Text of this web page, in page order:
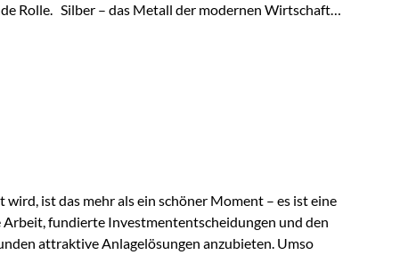
Rolle. Silber – das Metall der modernen Wirtschaft
Zukunftstechnologien praktisch unverzichtbar.
ist das mehr als ein schöner Moment – es ist eine
fundierte Investmententscheidungen und den
attraktive Anlagelösungen anzubieten. Umso